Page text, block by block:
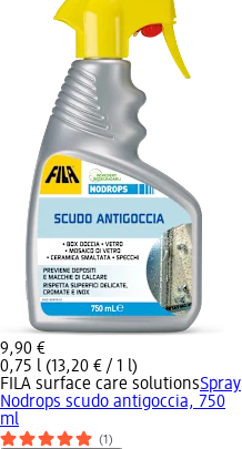
9,90 €
0,75 l (13,20 € / 1 l)
FILA surface care solutionsSpray
Nodrops scudo antigoccia, 750
ml
(1)